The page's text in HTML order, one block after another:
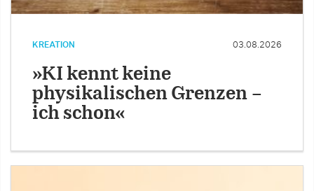
KREATION 03.08.2026
»KI kennt keine
physikalischen Grenzen –
ich schon«